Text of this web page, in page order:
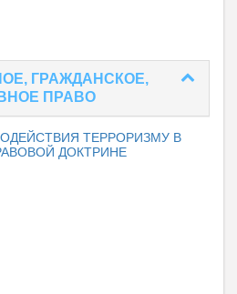
ГРАЖДАНСКОЕ,
ПРАВО
ТЕРРОРИЗМУ В
ДОКТРИНЕ